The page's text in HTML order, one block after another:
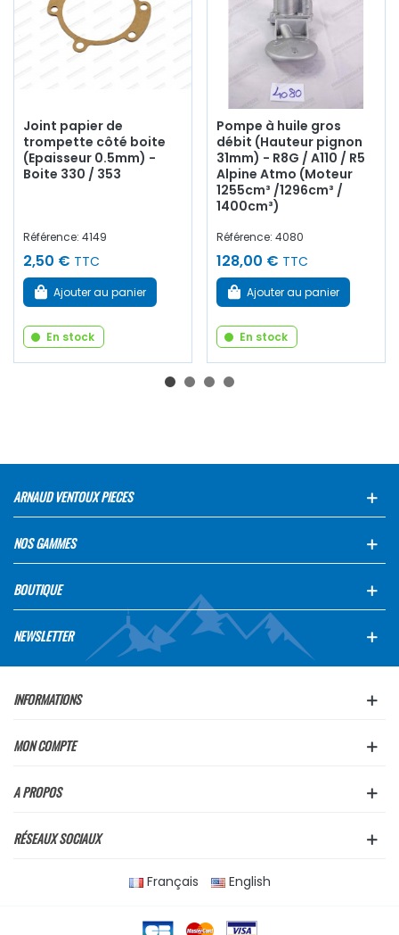
Joint papier de
trompette côté boite
(Epaisseur 0.5mm) -
Boite 330 / 353
Référence: 4149
2,50 € TTC
Ajouter au panier
En stock
Pompe à huile gros
débit (Hauteur pignon
31mm) - R8G / A110 / R5
Alpine Atmo (Moteur
1255cm³ /1296cm³ /
1400cm³)
Référence: 4080
128,00 € TTC
Ajouter au panier
En stock
ARNAUD VENTOUX PIECES
NOS GAMMES
BOUTIQUE
NEWSLETTER
INFORMATIONS
MON COMPTE
A PROPOS
RÉSEAUX SOCIAUX
Français English